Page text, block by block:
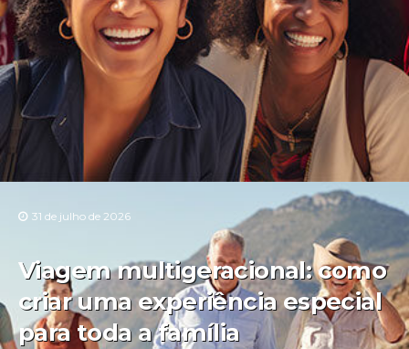
31 de julho de 2026
Viagem multigeracional: como
criar uma experiência especial
para toda a família